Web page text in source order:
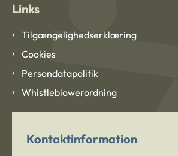
Links
Tilgængelighedserklæring
Cookies
Persondatapolitik
Whistleblowerordning
Kontaktinformation